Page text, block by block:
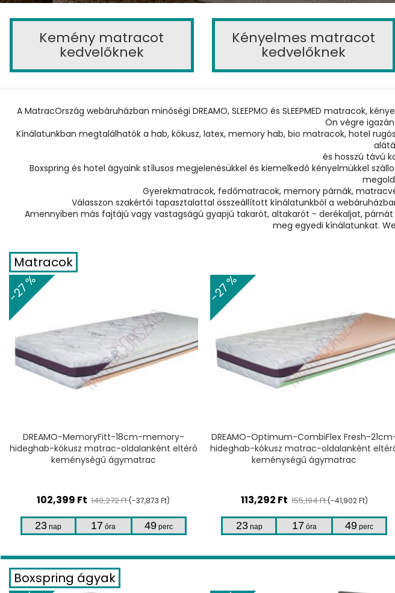
Kemény matracot
kedvelőknek
Kényelmes matracot
kedvelőknek
A MatracOrszág webáruházban minőségi DREAMO, SLEEPMO és SLEEPMED matracok,
Ön végre
Kínálatunkban megtalálhatók a hab, kókusz, latex, memory hab, bio matracok, hotel
és hosszú távú
Boxspring és hotel ágyaink stílusos megjelenésükkel és kiemelkedő kényelmükkel
Gyerekmatracok, fedőmatracok, memory párnák,
Válasszon szakértői tapasztalattal összeállított kínálatunkból a
Amennyiben más fajtájú vagy vastagságú gyapjú takarót, altakarót - derékaljat,
meg egyedi kínálatunkat.
Matracok
-27 %
DREAMO-Optimum-CombiFlex Fresh-21cm-
hideghab-kókusz matrac-oldalanként eltérő
keménységű ágymatrac
113,292 Ft 155,194 Ft(-41,902 Ft)
23 nap 17 óra 49 perc
-27 %
DREAMO-Optimum-CombiFlex-20cm-
hideghab-kókusz-matrac-oldalanként
eltérő keménységű ágybetét
102,399 Ft 140,272 Ft(-37,873 Ft)
23 nap 17 óra 49 perc
Boxspring ágyak